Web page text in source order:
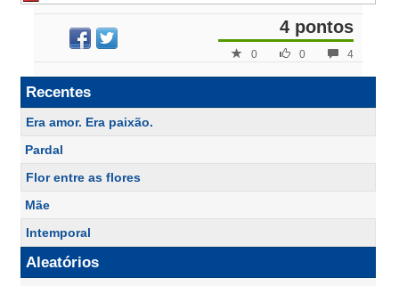
4 pontos
4
0
0
Recentes
Era amor. Era paixão.
Pardal
Flor entre as flores
Mãe
Intemporal
Aleatórios